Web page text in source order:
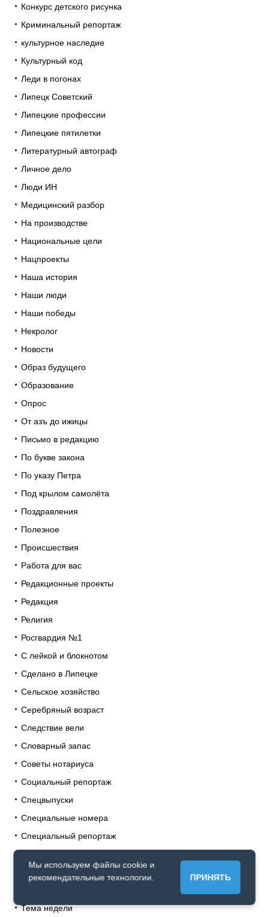
Мы используем файлы cookie и
рекомендательные технологии.
ПРИНЯТЬ
Конкурс детского рисунка
Криминальный репортаж
культурное наследие
Культурный код
Леди в погонах
Липецк Советский
Липецкие профессии
Липецкие пятилетки
Литературный автограф
Личное дело
Люди ИН
Медицинский разбор
На производстве
Национальные цели
Нацпроекты
Наша история
Наши люди
Наши победы
Некролог
Новости
Образ будущего
Образование
Опрос
От азъ до ижицы
Письмо в редакцию
По букве закона
По указу Петра
Под крылом самолёта
Поздравления
Полезное
Происшествия
Работа для вас
Редакционные проекты
Редакция
Религия
Росгвардия №1
С лейкой и блокнотом
Сделано в Липецке
Сельское хозяйство
Серебряный возраст
Следствие вели
Словарный запас
Советы нотариуса
Социальный репортаж
Спецвыпуски
Специальные номера
Специальный репортаж
Тема недели